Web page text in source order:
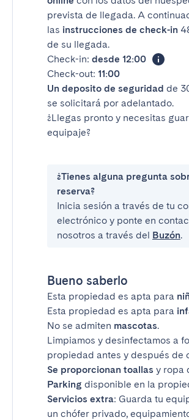
prevista de llegada. A
las instrucciones de check-in
de su llegada.
Check-in: desde 12:00
Check-out: 11:00
Un deposito de seguridad de
se solicitará por adelantado.
¿Llegas pronto y necesitas
equipaje?
¿Tienes alguna pregunta
reserva?
Inicia sesión a través de tu
electrónico y ponte en
nosotros a través del Buzón.
Bueno saberlo
Esta propiedad es apta para
Esta propiedad es apta para
No se admiten mascotas.
Limpiamos y desinfectamos a
propiedad antes y después de
Se proporcionan toallas y ropa
Parking disponible en la
Servicios extra: Guarda tu
un chófer privado,